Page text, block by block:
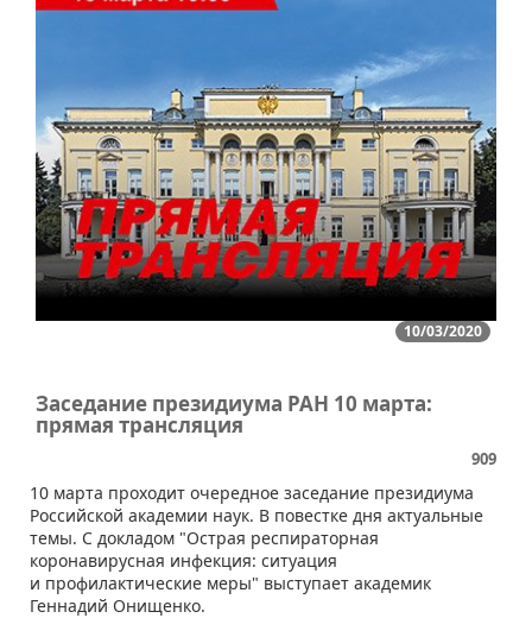
10/03/2020
Заседание президиума РАН 10 марта:
прямая трансляция
909
​10 марта проходит очередное заседание президиума
Российской академии наук. В повестке дня актуальные
темы. С докладом "Острая респираторная
коронавирусная инфекция: ситуация
и профилактические меры" выступает академик
Геннадий Онищенко.